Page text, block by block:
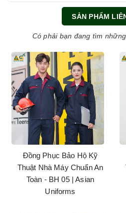
SẢN PHẨM
Có phải bạn đang tìm
Đồng Phục Bảo Hộ Kỹ
Thuật Nhà Máy Chuẩn An
Toàn - BH 05 | Asian
Uniforms